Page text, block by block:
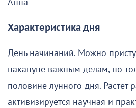
Анна
Характеристика дня
День начинаний. Можно
накануне важным делам, но
половине лунного дня. Растёт
активизируется научная и